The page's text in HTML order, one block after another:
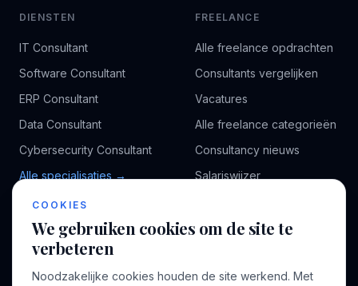
DIENSTEN
IT Consultant
Software Consultant
ERP Consultant
Data Consultant
Cybersecurity Consultant
Alle specialisaties →
FREELANCE
Alle freelance opdrachten
Consultants vergelijken
Vacatures
Alle freelance categorieën
Consultancy nieuws
Salariswijzer
BEDRIJF
Over ons
Profiel aanmaken
COOKIES
We gebruiken cookies om de site te
verbeteren
Noodzakelijke cookies houden de site werkend. Met